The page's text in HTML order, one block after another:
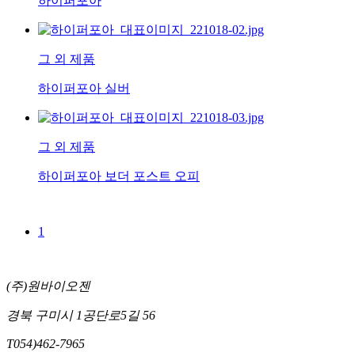
그 외 제품
하이퍼포아 실버
그 외 제품
하이퍼포아 보더 포스트 오피
1
(주)원바이오젠
경북 구미시 1공단로5길 56
T054)462-7965